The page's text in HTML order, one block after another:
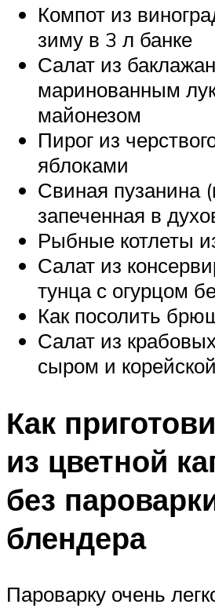
Компот из
зиму в 3 л банке
Салат из
маринованным
майонезом
Пирог из
яблоками
Свиная пузанина
запеченная в
Рыбные котлеты
Салат из
тунца с огурцом
Как посолить
Салат из
сыром и
Как
из цветной
без
блендера
Пароварку очень